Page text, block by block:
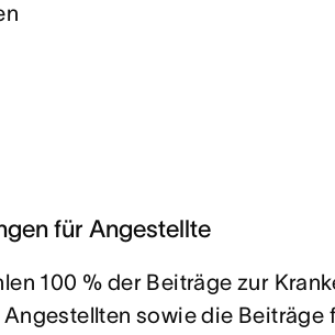
für Angestellte
100 % der Beiträge zur
Angestellten sowie die Beiträge